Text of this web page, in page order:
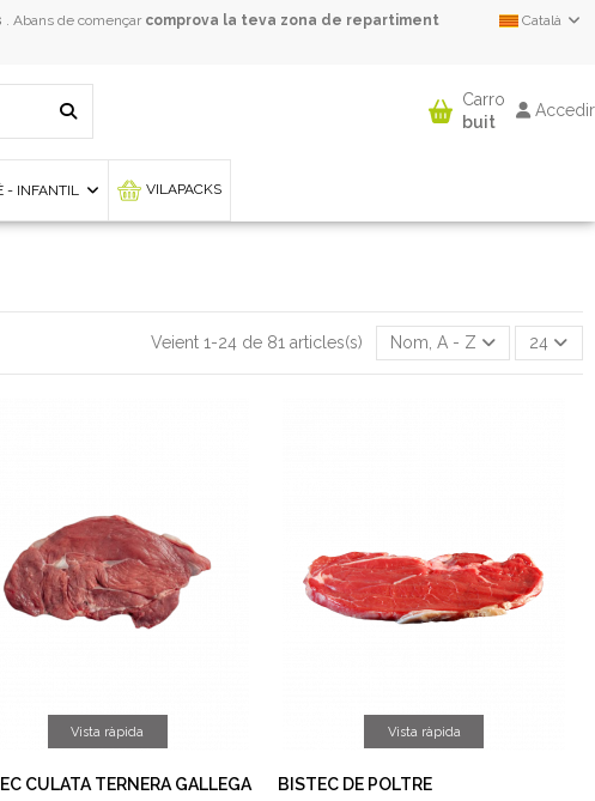
. Abans de començar comprova la teva zona de repartiment Català
Carro
buit
Accedir
- INFANTIL VILAPACKS
Veient 1-24 de 81 articles(s) Nom, A - Z 24
Vista ràpida
CULATA TERNERA GALLEGA
Vista ràpida
BISTEC DE POLTRE